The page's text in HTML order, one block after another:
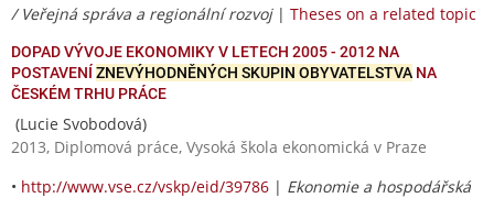
/ Veřejná správa a regionální rozvoj| Theses on a related topic
DOPAD VÝVOJE EKONOMIKY V LETECH 2005 - 2012 NA
POSTAVENÍ ZNEVÝHODNĚNÝCH SKUPIN OBYVATELSTVA NA
ČESKÉM TRHU PRÁCE
(Lucie Svobodová)
2013, Diplomová práce, Vysoká škola ekonomická v Praze
• http://www.vse.cz/vskp/eid/39786 | Ekonomie a hospodářská